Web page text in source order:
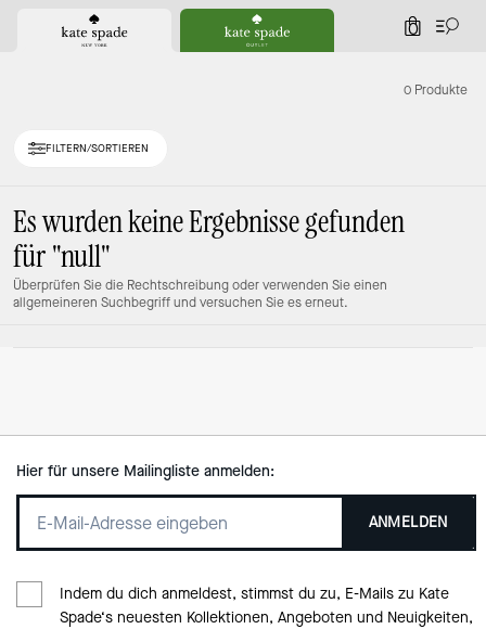
0
0 Produkte
FILTERN/SORTIEREN
Es wurden keine Ergebnisse gefunden
für "null"
Überprüfen Sie die Rechtschreibung oder verwenden Sie einen
allgemeineren Suchbegriff und versuchen Sie es erneut.
Hier für unsere Mailingliste anmelden:
ANMELDEN
Indem du dich anmeldest, stimmst du zu, E-Mails zu Kate
Spade‘s neuesten Kollektionen, Angeboten und Neuigkeiten,